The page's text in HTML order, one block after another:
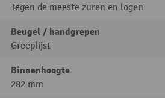
Tegen de meeste zuren en logen
Beugel / handgrepen
Greeplijst
Binnenhoogte
282 mm